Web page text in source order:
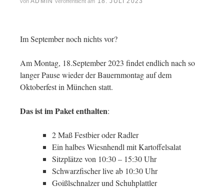
Im September noch nichts vor?
Am Montag, 18.September 2023 findet endlich nach so
langer Pause wieder der Bauernmontag auf dem
Oktoberfest in München statt.
Das ist im Paket enthalten:
2 Maß Festbier oder Radler
Ein halbes Wiesnhendl mit Kartoffelsalat
Sitzplätze von 10:30 – 15:30 Uhr
Schwarzfischer live ab 10:30 Uhr
Goißlschnalzer und Schuhplattler